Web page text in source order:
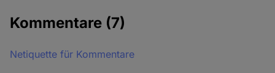
Kommentare (7)
Netiquette für Kommentare